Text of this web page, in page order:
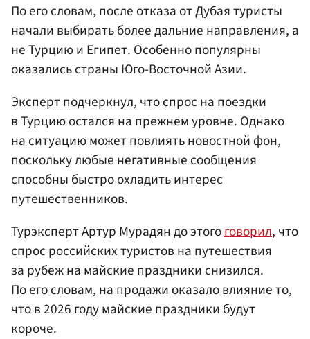
По его словам, после отказа от Дубая туристы
начали выбирать более дальние направления, а
не Турцию и Египет. Особенно популярны
оказались страны Юго-Восточной Азии.
Эксперт подчеркнул, что спрос на поездки
в Турцию остался на прежнем уровне. Однако
на ситуацию может повлиять новостной фон,
поскольку любые негативные сообщения
способны быстро охладить интерес
путешественников.
Турэксперт Артур Мурадян до этогоговорил, что
спрос российских туристов на путешествия
за рубеж на майские праздники снизился.
По его словам, на продажи оказало влияние то,
что в 2026 году майские праздники будут
короче.